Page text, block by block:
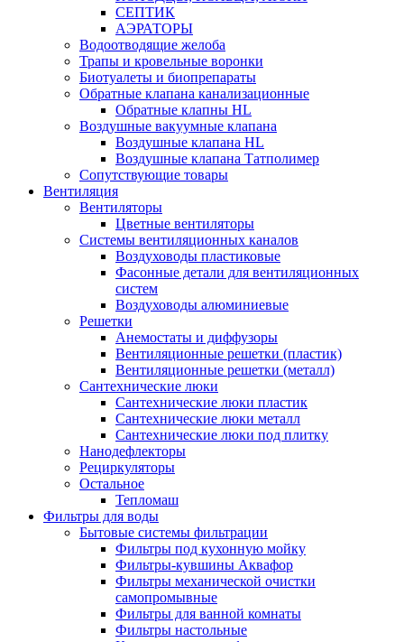
СЕПТИК
АЭРАТОРЫ
Водоотводящие желоба
Трапы и кровельные воронки
Биотуалеты и биопрепараты
Обратные клапана канализационные
Обратные клапны HL
Воздушные вакуумные клапана
Воздушные клапана HL
Воздушные клапана Татполимер
Сопутствующие товары
Вентиляция
Вентиляторы
Цветные вентиляторы
Системы вентиляционных каналов
Воздуховоды пластиковые
Фасонные детали для вентиляционных
систем
Воздуховоды алюминиевые
Решетки
Анемостаты и диффузоры
Вентиляционные решетки (пластик)
Вентиляционные решетки (металл)
Сантехнические люки
Сантехнические люки пластик
Сантехнические люки металл
Сантехнические люки под плитку
Нанодефлекторы
Рециркуляторы
Остальное
Тепломаш
Фильтры для воды
Бытовые системы фильтрации
Фильтры под кухонную мойку
Фильтры-кувшины Аквафор
Фильтры механической очистки
самопромывные
Фильтры для ванной комнаты
Фильтры настольные